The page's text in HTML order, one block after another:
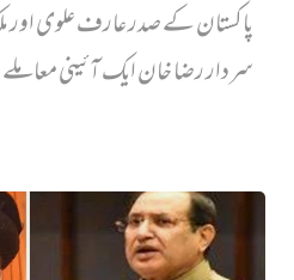
پاکستان کے صدر عارف علوی اور
سردار رضا خان ایک آئینی